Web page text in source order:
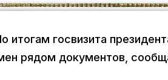
итогам госвизита
рядом документов,